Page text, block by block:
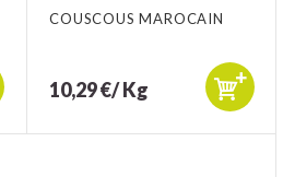
COUSCOUS MAROCAIN
10,29 €/ Kg